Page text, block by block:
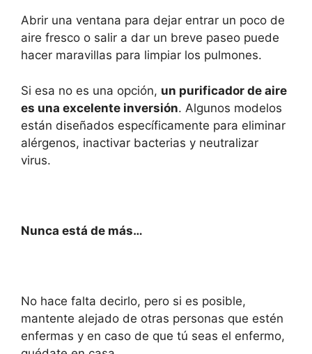
Abrir una ventana para dejar entrar un poco de
aire fresco o salir a dar un breve paseo puede
hacer maravillas para limpiar los pulmones.
Si esa no es una opción, un purificador de aire
es una excelente inversión. Algunos modelos
están diseñados específicamente para eliminar
alérgenos, inactivar bacterias y neutralizar
virus.
Nunca está de más…
No hace falta decirlo, pero si es posible,
mantente alejado de otras personas que estén
enfermas y en caso de que tú seas el enfermo,